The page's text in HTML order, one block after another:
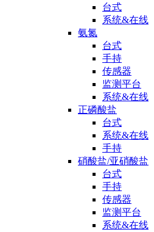
台式
系统&在线
氨氮
台式
手持
传感器
监测平台
系统&在线
正磷酸盐
台式
系统&在线
手持
硝酸盐/亚硝酸盐
台式
手持
传感器
监测平台
系统&在线